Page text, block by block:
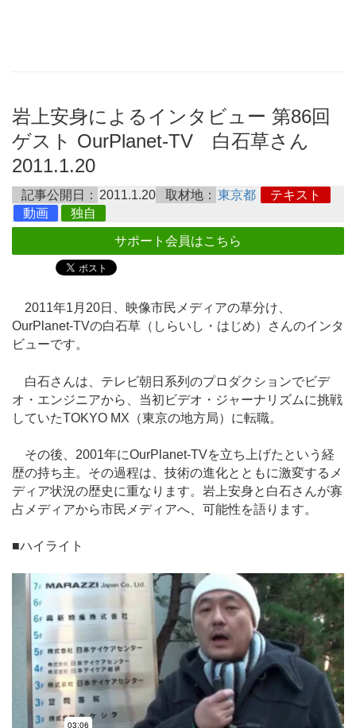
岩上安身によるインタビュー 第86回
ゲスト OurPlanet-TV 白石草さん
2011.1.20
記事公開日： 2011.1.20 取材地： 東京都
テキスト
動画
独自
サポート会員はこちら
2011年1月20日、映像市民メディアの草分け、
OurPlanet-TVの白石草（しらいし・はじめ）さんのインタ
ビューです。
白石さんは、テレビ朝日系列のプロダクションでビデ
オ・エンジニアから、当初ビデオ・ジャーナリズムに挑戦
していたTOKYO MX（東京の地方局）に転職。
その後、2001年にOurPlanet-TVを立ち上げたという経
歴の持ち主。その過程は、技術の進化とともに激変するメ
ディア状況の歴史に重なります。岩上安身と白石さんが寡
占メディアから市民メディアへ、可能性を語ります。
■ハイライト